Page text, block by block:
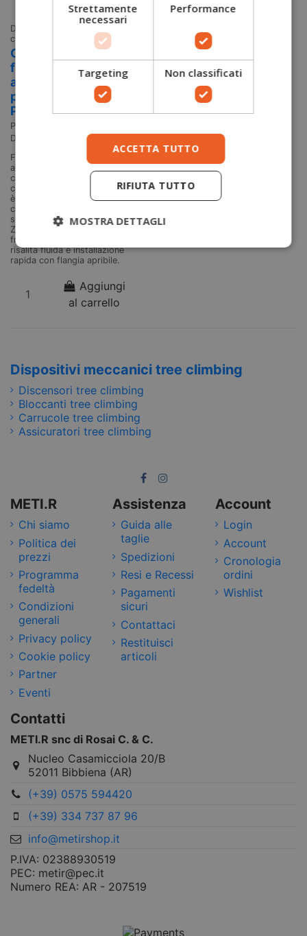
Discensori tree
climbing
Chicane
freno
aggiuntivo
per Prusik
Petzl
Petzl
D022CA00
148,00 €
Freno professionale per
arboristi, ideale per la calata
controllata su corda singola
con Prusik meccanici CHICANE
è il freno aggiuntivo che
consente l’utilizzo su corda
singola dei Prusik meccanici
ZIGZAG e ZIGZAG PLUS. Offre
frizione costante in calata,
risalita fluida e installazione
rapida con flangia apribile.
Aggiungi
al carrello
Dispositivi meccanici tree climbing
Discensori tree climbing
Bloccanti tree climbing
Carrucole tree climbing
Assicuratori tree climbing
METI.R
Chi siamo
Politica dei
prezzi
Programma
fedeltà
Condizioni
generali
Privacy policy
Cookie policy
Partner
Eventi
Assistenza
Guida alle
taglie
Spedizioni
Resi e Recessi
Pagamenti
sicuri
Contattaci
Restituisci
articoli
Account
Login
Account
Cronologia
ordini
Wishlist
Contatti
METI.R snc di Rosai C. & C.
Nucleo Casamicciola 20/B
52011 Bibbiena (AR)
(+39) 0575 594420
(+39) 334 737 87 96
info@metirshop.it
P.IVA: 02388930519
PEC: metir@pec.it
Numero REA: AR - 207519
Strettamente
necessari
Performance
Targeting Non classificati
ACCETTA TUTTO
RIFIUTA TUTTO
MOSTRA DETTAGLI